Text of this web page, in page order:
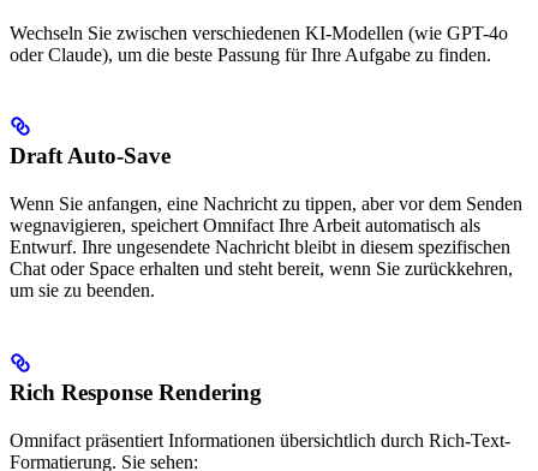
Wechseln Sie zwischen verschiedenen KI-Modellen (wie GPT-4o
oder Claude), um die beste Passung für Ihre Aufgabe zu finden.
Draft Auto-Save
Wenn Sie anfangen, eine Nachricht zu tippen, aber vor dem Senden
wegnavigieren, speichert Omnifact Ihre Arbeit automatisch als
Entwurf. Ihre ungesendete Nachricht bleibt in diesem spezifischen
Chat oder Space erhalten und steht bereit, wenn Sie zurückkehren,
um sie zu beenden.
Rich Response Rendering
Omnifact präsentiert Informationen übersichtlich durch Rich-Text-
Formatierung. Sie sehen: